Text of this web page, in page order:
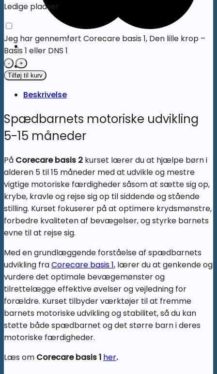
Ledige pladser
Jeg har gennemført Corecare basis 1, Den lille krop –
Basis 1 eller DNS 1
Corecare
basis
-
Februar
2027
Tilføj til kurv
Beskrivelse
Spædbarnets motoriske udvikling
5-15 måneder
På Corecare basis 2 kurset lærer du at hjælpe børn i
alderen 5 til 15 måneder med at udvikle og mestre
vigtige motoriske færdigheder såsom at sætte sig op,
krybe, kravle og rejse sig op til siddende og stående
stilling. Kurset fokuserer på at optimere krydsmønstre,
forbedre kvaliteten af bevægelser, og styrke barnets
evne til at rejse sig.
Med en grundlæggende forståelse af spædbarnets
udvikling fraCorecare basis 1, lærer du at genkende og
vurdere det optimale bevægemønster og
tilrettelægge effektive øvelser og vejledning for
forældre. Kurset tilbyder værktøjer til at fremme
barnets motoriske udvikling og stabilitet, så du kan
støtte både spædbarnet og det større barn i deres
motoriske færdigheder.
Læs om Corecare basis 1 her.